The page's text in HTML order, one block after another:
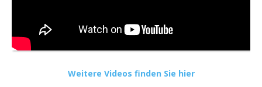
Weitere Videos finden Sie hier